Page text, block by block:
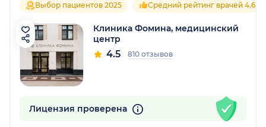
Выбор пациентов 2025 Средний рейтинг врачей 4.6
Клиника Фомина, медицинский
центр
4.5 810 отзывов
Лицензия проверена